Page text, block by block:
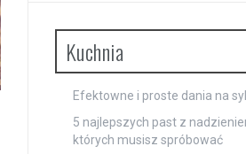
Kuchnia
Efektowne i proste dania na
5 najlepszych past z
których musisz spróbować